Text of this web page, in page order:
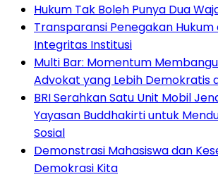
Hukum Tak Boleh Punya Dua
Transparansi Penegakan Hukum
Integritas Institusi
Multi Bar: Momentum
Advokat yang Lebih Demokratis
BRI Serahkan Satu Unit Mobil
Yayasan Buddhakirti untuk
Sosial
Demonstrasi Mahasiswa dan
Demokrasi Kita